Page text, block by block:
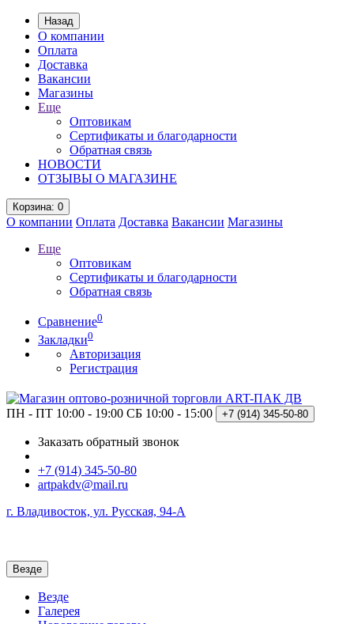
Назад
О компании
Оплата
Доставка
Вакансии
Магазины
Еще
Оптовикам
Сертификаты и благодарности
Обратная связь
НОВОСТИ
ОТЗЫВЫ О МАГАЗИНЕ
Корзина: 0
О компании Оплата Доставка Вакансии Магазины
Еще
Оптовикам
Сертификаты и благодарности
Обратная связь
Сравнение0
Закладки0
Авторизация
Регистрация
ПН - ПТ 10:00 - 19:00 СБ 10:00 - 15:00 +7 (914) 345-50-80
Заказать обратный звонок
+7 (914) 345-50-80
artpakdv@mail.ru
г. Владивосток, ул. Русская, 94-А
Везде
Везде
Галерея